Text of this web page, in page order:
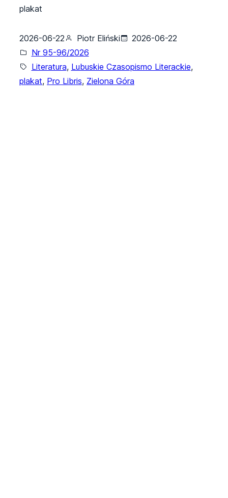
plakat
2026-06-22 Piotr Eliński
2026-06-22
Nr 95-96/2026
Literatura, Lubuskie Czasopismo Literackie,
plakat, Pro Libris, Zielona Góra